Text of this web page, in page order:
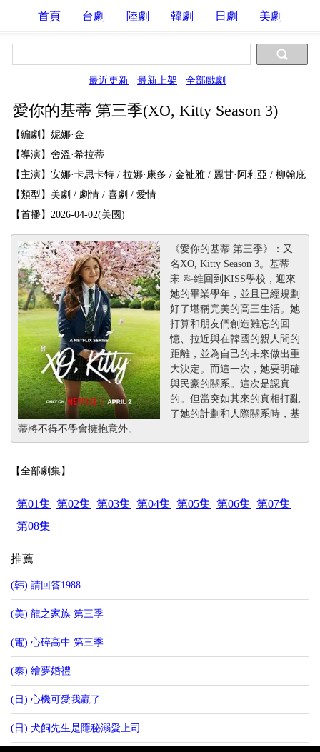
首頁 台劇 陸劇 韓劇 日劇 美劇
最近更新 最新上架 全部戲劇
愛你的基蒂 第三季(XO, Kitty Season 3)
【編劇】妮娜·金
【導演】舍溫·希拉蒂
【主演】安娜·卡思卡特 / 拉娜·康多 / 金祉雅 / 麗甘·阿利亞 / 柳翰庇
【類型】美劇 / 劇情 / 喜劇 / 愛情
【首播】2026-04-02(美國)
《愛你的基蒂 第三季》：又
名XO, Kitty Season 3。基蒂·
宋·科維回到KISS學校，迎來
她的畢業學年，並且已經規劃
好了堪稱完美的高三生活。她
打算和朋友們創造難忘的回
憶、拉近與在韓國的親人間的
距離，並為自己的未來做出重
大決定。而這一次，她要明確
與民豪的關系。這次是認真
的。但當突如其來的真相打亂
了她的計劃和人際關系時，基
蒂將不得不學會擁抱意外。
【全部劇集】
第01集 第02集 第03集 第04集 第05集 第06集 第07集
第08集
推薦
(韩) 請回答1988
(美) 龍之家族 第三季
(電) 心碎高中 第三季
(泰) 繪夢婚禮
(日) 心機可愛我贏了
(日) 犬飼先生是隱秘溺愛上司